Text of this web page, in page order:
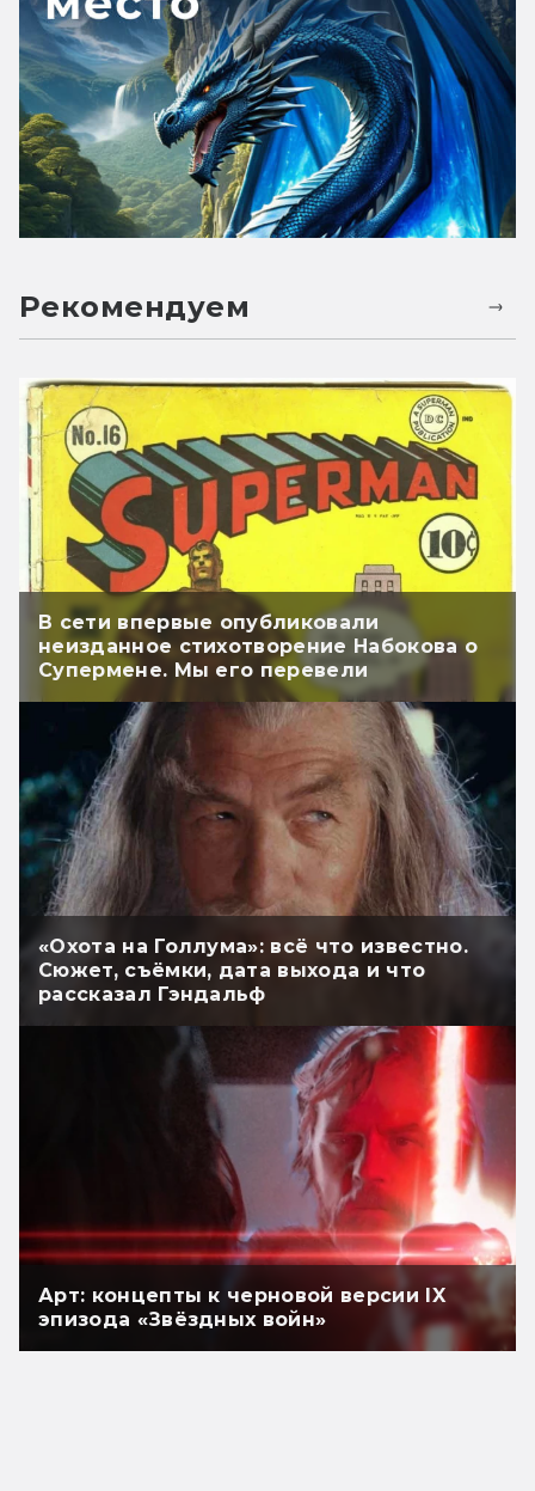
Рекомендуем
В сети впервые опубликовали
неизданное стихотворение Набокова о
Супермене. Мы его перевели
«Охота на Голлума»: всё что известно.
Сюжет, съёмки, дата выхода и что
рассказал Гэндальф
Арт: концепты к черновой версии IX
эпизода «Звёздных войн»